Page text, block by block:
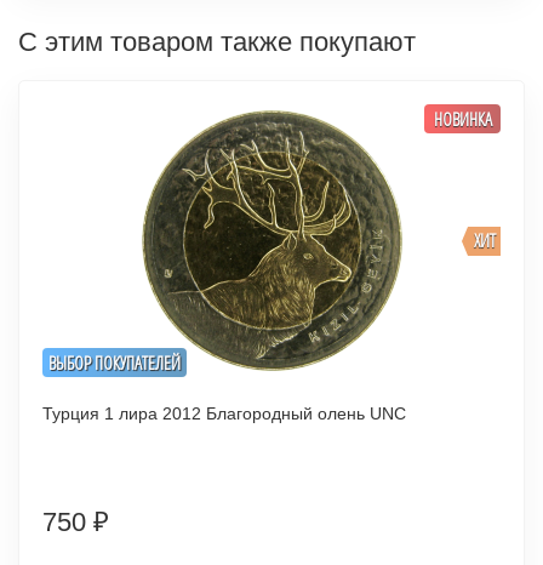
С этим товаром также покупают
ВЫБОР ПОКУПАТЕЛЕЙ
ХИТ
НОВИНКА
Турция 1 лира 2012 Благородный олень UNC
750 ₽